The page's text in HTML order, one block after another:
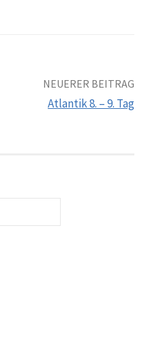
NEUERER BEITRAG
Atlantik 8. – 9. Tag